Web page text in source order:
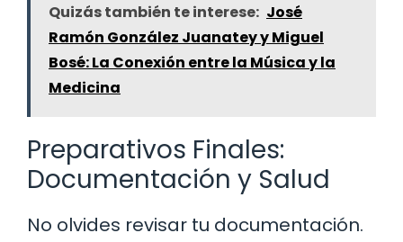
Quizás también te interese: José
Ramón González Juanatey y Miguel
Bosé: La Conexión entre la Música y la
Medicina
Preparativos Finales:
Documentación y Salud
No olvides revisar tu documentación.